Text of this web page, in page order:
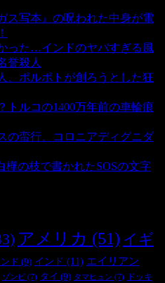
ス写本』の呪われた中身が電
った…インドのヤバすぎる風
誉殺人
、ポルポトが創ろうとした狂
トルコの1400万年前の車輪痕
の蛮行、コロニアディグニダ
の枝で書かれたSOSの文字
アメリカ (51) イギ
ド (9) インド (11) エイリアン
ゾンビ (7) タイ (9) タマヒュン (7)
ドッキ